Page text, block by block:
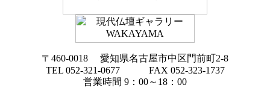
〒460-0018 愛知県名古屋市中区門前町2-8
TEL 052-321-0677 FAX 052-323-1737
営業時間 9：00～18：00